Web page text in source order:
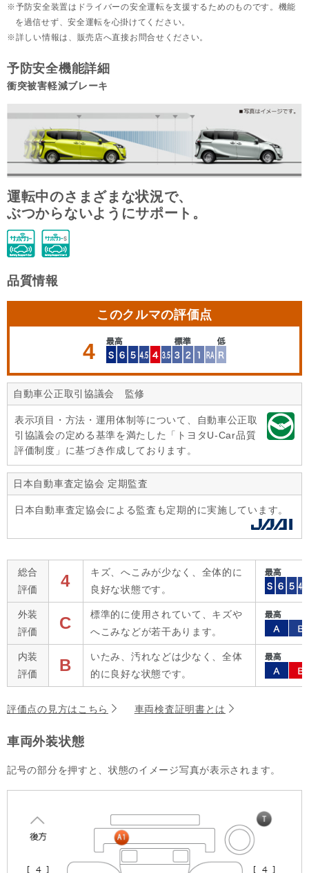
予防安全装置はドライバーの安全運転を支援するためのものです。機能
を過信せず、安全運転を心掛けてください。
詳しい情報は、販売店へ直接お問合せください。
予防安全機能詳細
衝突被害軽減ブレーキ
運転中のさまざまな状況で、
ぶつからないようにサポート。
品質情報
このクルマの評価点
4
自動車公正取引協議会 監修
表示項目・方法・運用体制等について、自動車公正取
引協議会の定める基準を満たした「トヨタU-Car品質
評価制度」に基づき作成しております。
日本自動車査定協会 定期監査
日本自動車査定協会による監査も定期的に実施しています。
総合
評価
4
キズ、へこみが少なく、全体的に
良好な状態です。
外装
評価
C
標準的に使用されていて、キズや
へこみなどが若干あります。
内装
評価
B
いたみ、汚れなどは少なく、全体
的に良好な状態です。
評価点の見方はこちら 車両検査証明書とは
車両外装状態
記号の部分を押すと、状態のイメージ写真が表示されます。